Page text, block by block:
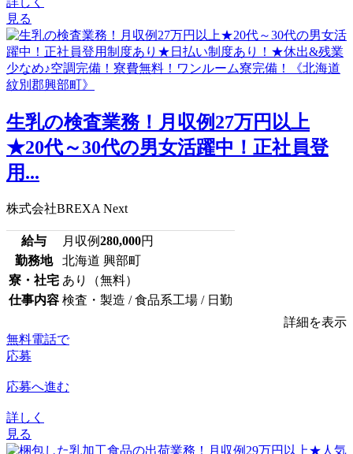
見る
生乳の検査業務！月収例27万円以上
★20代～30代の男女活躍中！正社員登
用...
株式会社BREXA Next
給与 月収例280,000円
勤務地
北海道 興部町
寮・社宅 あり（無料）
仕事内容 検査・製造 / 食品系工場 / 日勤
詳細を表示
無料電話で
応募
応募へ進む
詳しく
見る